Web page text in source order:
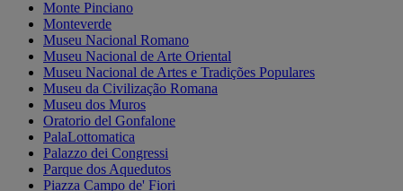
Monte Pinciano
Monteverde
Museu Nacional Romano
Museu Nacional de Arte Oriental
Museu Nacional de Artes e Tradições Populares
Museu da Civilização Romana
Museu dos Muros
Oratorio del Gonfalone
PalaLottomatica
Palazzo dei Congressi
Parque dos Aquedutos
Piazza Campo de' Fiori